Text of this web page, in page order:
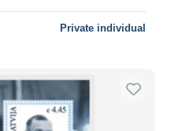
Private individual